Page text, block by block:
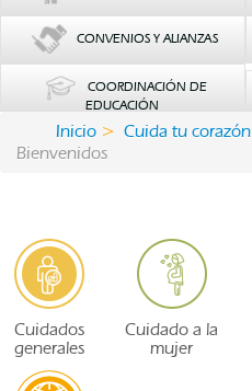
CONVENIOS Y ALIANZAS
COORDINACIÓN DE
EDUCACIÓN
Inicio Cuida tu corazón
Bienvenidos
Cuidados
generales
Cuidado a la
mujer